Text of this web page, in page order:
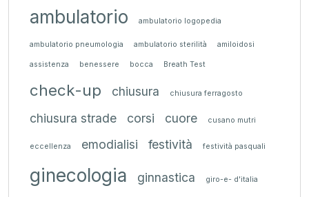
ambulatorio ambulatorio logopedia
ambulatorio pneumologia ambulatorio sterilità amiloidosi
assistenza benessere bocca Breath Test
check-up chiusura chiusura ferragosto
chiusura strade corsi cuore cusano mutri
eccellenza emodialisi festività festività pasquali
ginecologia ginnastica giro-e- d'italia